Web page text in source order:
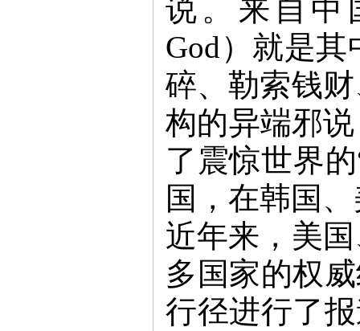
说。来自中
God）就是
碎、勒索钱
构的异端邪
了震惊世界
国，在韩国
近年来，美
多国家的权
行径进行了